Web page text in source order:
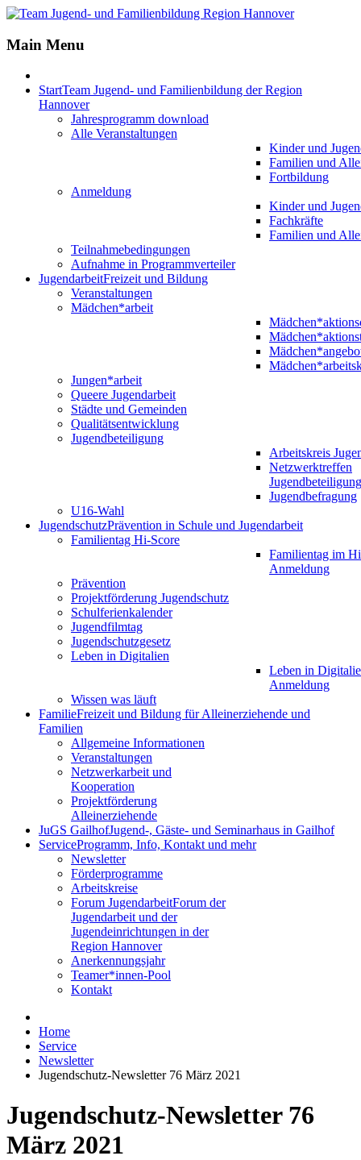
Main Menu
StartTeam Jugend- und Familienbildung der Region
Hannover
Jahresprogramm download
Alle Veranstaltungen
Kinder und
Familien und
Fortbildung
Anmeldung
Kinder und
Fachkräfte
Familien und
Teilnahmebedingungen
Aufnahme in Programmverteiler
JugendarbeitFreizeit und Bildung
Veranstaltungen
Mädchen*arbeit
Jungen*arbeit
Queere Jugendarbeit
Städte und Gemeinden
Qualitätsentwicklung
Jugendbeteiligung
Arbeitskreis
Netzwerktreffen
Jugendbeteiligung
Jugendbefragung
U16-Wahl
JugendschutzPrävention in Schule und Jugendarbeit
Familientag Hi-Score
Familientag im
Anmeldung
Prävention
Projektförderung Jugendschutz
Schulferienkalender
Jugendfilmtag
Jugendschutzgesetz
Leben in Digitalien
Leben in
Anmeldung
Wissen was läuft
FamilieFreizeit und Bildung für Alleinerziehende und
Familien
Allgemeine Informationen
Veranstaltungen
Netzwerkarbeit und
Kooperation
Projektförderung
Alleinerziehende
JuGS GailhofJugend-, Gäste- und Seminarhaus in Gailhof
ServiceProgramm, Info, Kontakt und mehr
Newsletter
Förderprogramme
Arbeitskreise
Forum JugendarbeitForum der
Jugendarbeit und der
Jugendeinrichtungen in der
Region Hannover
Anerkennungsjahr
Teamer*innen-Pool
Kontakt
Home
Service
Newsletter
Jugendschutz-Newsletter 76 März 2021
Jugendschutz-Newsletter 76
März 2021